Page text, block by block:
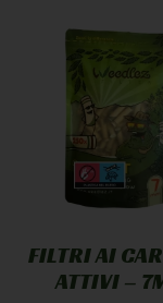
FILTRI AI
ATTIVI –